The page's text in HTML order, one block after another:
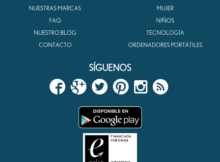
NUESTRAS MARCAS
FAQ
NUESTRO BLOG
CONTACTO
MUJER
NIÑOS
TECNOLOGÍA
ORDENADORES PORTÁTILES
SÍGUENOS